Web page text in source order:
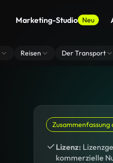
Marketing-Studio Neu
Reisen Der Transport
Zusammenfassung
Lizenz:
kommerzielle